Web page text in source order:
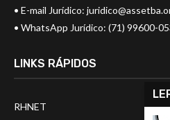
• E-mail Jurídico:
• WhatsApp Jurídico: (71) 99600-
LINKS RÁPIDOS
RHNET